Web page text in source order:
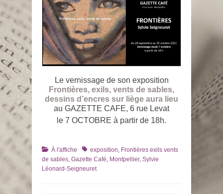
Le vernissage de son exposition
Frontières, exils, vents de sables,
dessins d’encres sur liège aura lieu
au GAZETTE CAFE, 6 rue Levat
le 7 OCTOBRE à partir de 18h.
Catégories
À l'affiche Tagsexposition Frontières exils vents
de sables Gazette Café Montpellier, Sylvie
Léonard-Seigneuret